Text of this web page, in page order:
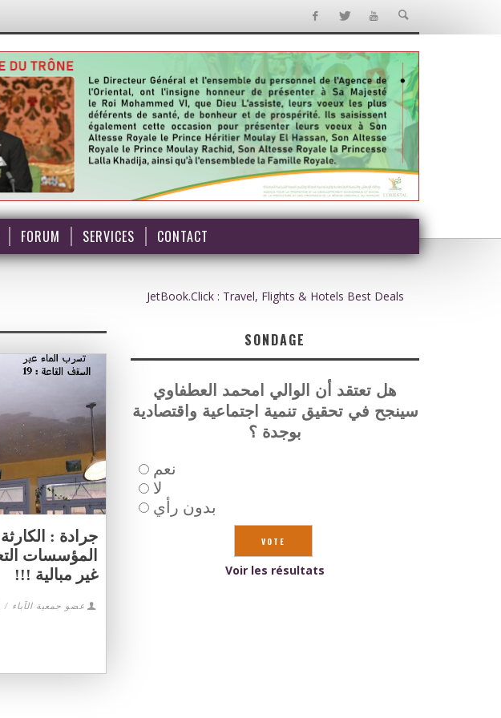
FORUM SERVICES CONTACT
جرادة :
المؤسسات
غير مبالية !!!
عضو جمعية الآباء /
JetBook.Click : Travel, Flights & Hotels Best Deals
SONDAGE
هل تعتقد أن الوالي امحمد العطفاوي
سينجح في تحقيق تنمية اجتماعية واقتصادية
بوجدة ؟
نعم
لا
بدون رأي
Voir les résultats